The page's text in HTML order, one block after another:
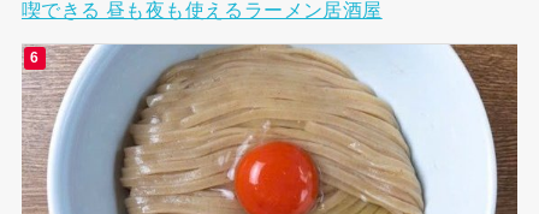
喫できる 昼も夜も使えるラーメン居酒屋